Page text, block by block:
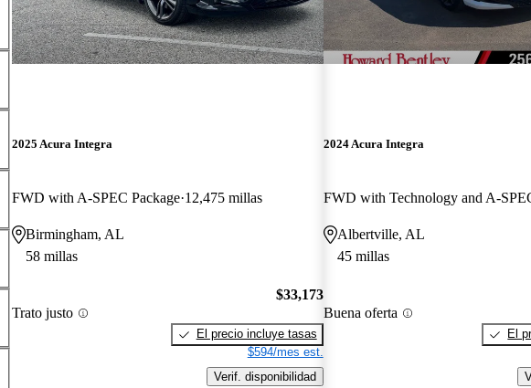
2025 Acura Integra
FWD with A-SPEC Package 12,475 millas
Birmingham, AL
58 millas
Trato justo
$33,173
El precio incluye tasas
$594/mes est.
Verif. disponibilidad
2024 Acura Integra
Albertville, AL
45 millas
Buena oferta
El